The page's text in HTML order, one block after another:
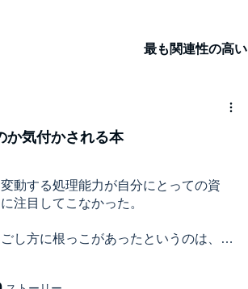
最も関連性の高い
動する処理能力が自分にとっての資
注目してこなかった。
し方に根っこがあったというのは、ま
か気付かされる本